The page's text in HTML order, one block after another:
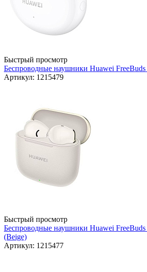
Быстрый просмотр
Беспроводные наушники Huawei
Артикул: 1215479
Быстрый просмотр
Беспроводные наушники Huawei FreeBuds
(Beige)
Артикул: 1215477